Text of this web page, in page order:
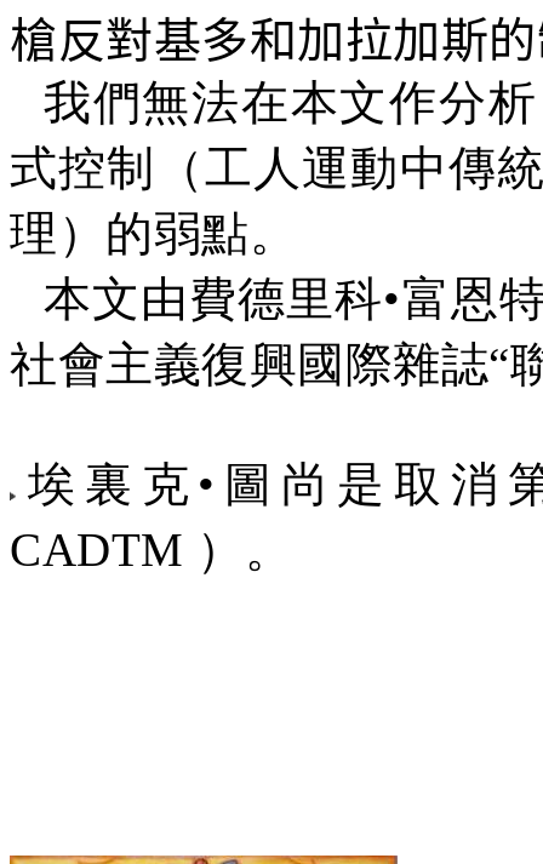
槍反對基多和加拉加斯
我們無法在本文作分
式控制（工人運動中傳
理）的弱點。
本文由費德里科•富恩
社會主義復興國際雜誌“
埃裏克•圖尚是取消
CADTM ）。